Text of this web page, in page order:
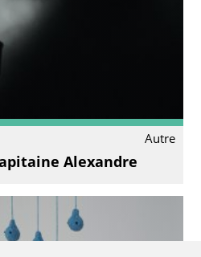
Autre
Alexandre